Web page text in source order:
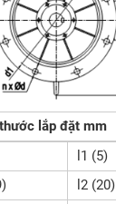
lắp đặt mm
l1 (5)
l2 (20)